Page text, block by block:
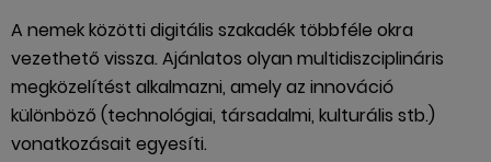
A nemek közötti digitális szakadék többféle okra
vezethető vissza. Ajánlatos olyan multidiszciplináris
megközelítést alkalmazni, amely az innováció
különböző (technológiai, társadalmi, kulturális stb.)
vonatkozásait egyesíti.